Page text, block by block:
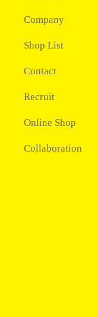
Company
Shop List
Contact
Recruit
Online Shop
Collaboration